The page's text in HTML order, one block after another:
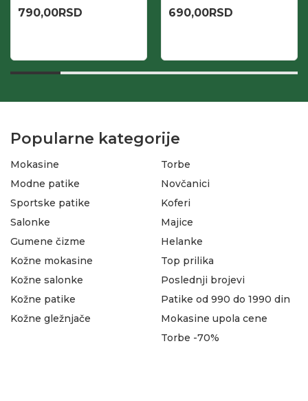
790,00RSD
690,00RSD
Popularne kategorije
Mokasine
Modne patike
Sportske patike
Salonke
Gumene čizme
Torbe
Novčanici
Koferi
Majice
Helanke
Kožne mokasine
Kožne salonke
Kožne patike
Kožne gležnjače
Top prilika
Poslednji brojevi
Patike od 990 do 1990 din
Mokasine upola cene
Torbe -70%